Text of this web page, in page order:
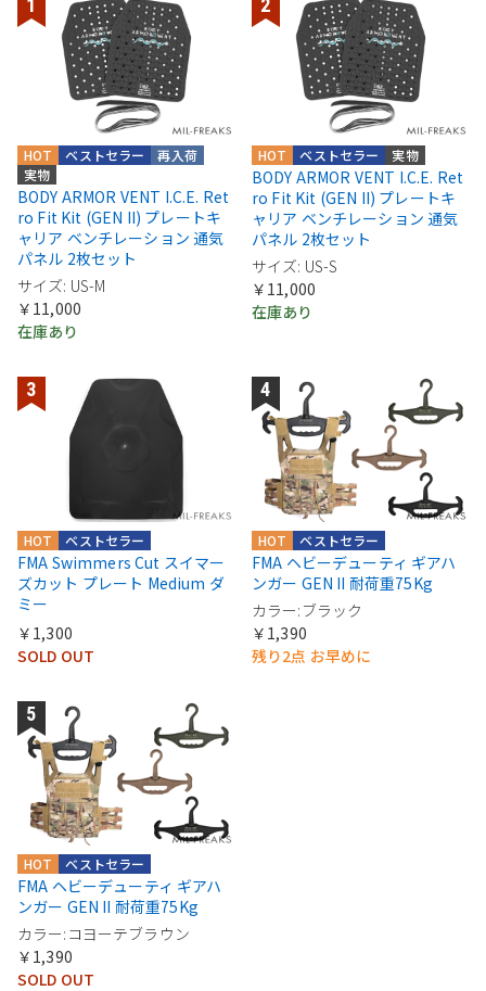
実物
再入荷
ベストセラー
HOT
BODY ARMOR VENT I.C.E. Ret
ro Fit Kit (GEN II) プレートキ
ャリア ベンチレーション 通気
パネル 2枚セット
サイズ: US-M
￥11,000
在庫あり
実物
ベストセラー
HOT
BODY ARMOR VENT I.C.E. Ret
ro Fit Kit (GEN II) プレートキ
ャリア ベンチレーション 通気
パネル 2枚セット
サイズ: US-S
￥11,000
在庫あり
ベストセラー
HOT
FMA Swimmers Cut スイマー
ズカット プレート Medium ダ
ミー
￥1,300
SOLD OUT
ベストセラー
HOT
FMA ヘビーデューティ ギアハ
ンガー GEN II 耐荷重75Kg
カラー:ブラック
￥1,390
残り2点 お早めに
ベストセラー
HOT
FMA ヘビーデューティ ギアハ
ンガー GEN II 耐荷重75Kg
カラー:コヨーテブラウン
￥1,390
SOLD OUT